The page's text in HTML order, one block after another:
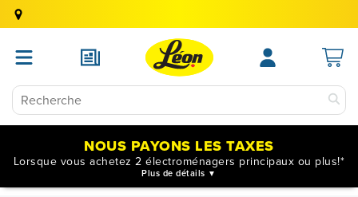
NOUS PAYONS LES TAXES
Lorsque vous achetez 2 électroménagers principaux ou plus!*
Plus de détails